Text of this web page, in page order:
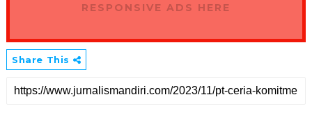
RESPONSIVE ADS HERE
Share This